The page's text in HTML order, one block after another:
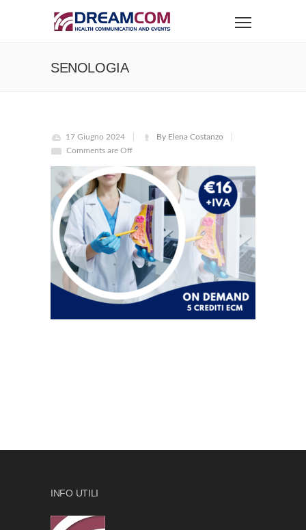
SENOLOGIA
17 Giugno 2024
By Elena Costanzo
Comments are Off
INFO UTILI